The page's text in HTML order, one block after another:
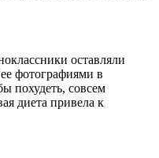
оставляли
фотографиями в
похудеть, совсем
диета привела к